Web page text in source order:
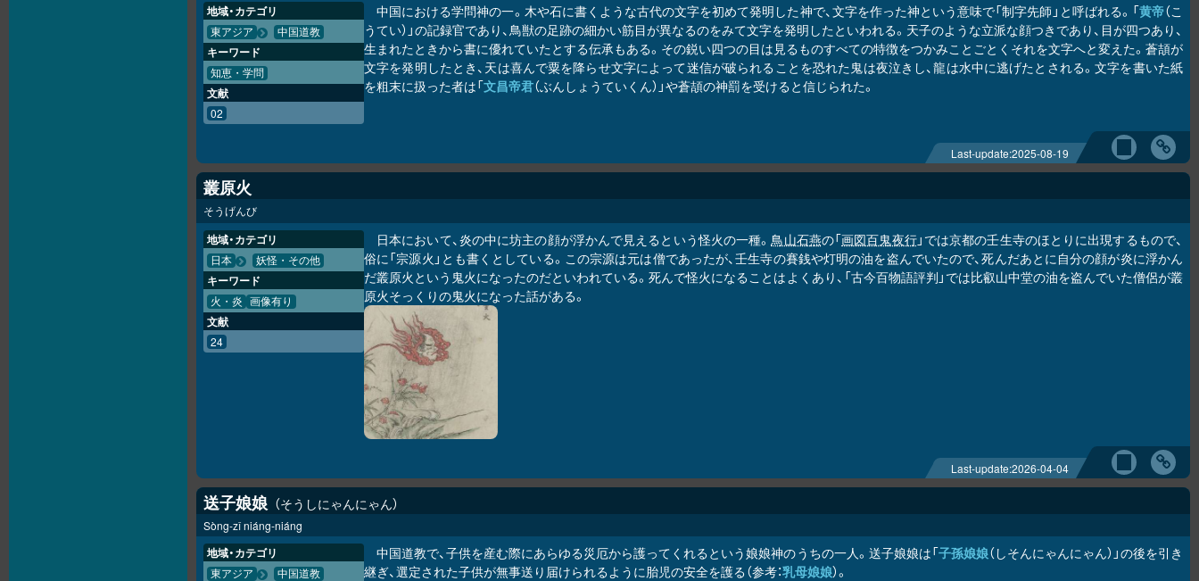
中国における学問神の一。木や石に書くような古代の文字を初めて発明した神で、文字を作った神という意味で「制字先師」と呼ばれる。「黄帝（こ
うてい）」の記録官であり、鳥獣の足跡の細かい筋目が異なるのをみて文字を発明したといわれる。天子のような立派な顔つきであり、目が四つあり、
生まれたときから書に優れていたとする伝承もある。その鋭い四つの目は見るものすべての特徴をつかみことごとくそれを文字へと変えた。蒼頡が
文字を発明したとき、天は喜んで粟を降らせ文字によって迷信が破られることを恐れた鬼は夜泣きし、龍は水中に逃げたとされる。文字を書いた紙
を粗末に扱った者は「文昌帝君（ぶんしょうていくん）」や蒼頡の神罰を受けると信じられた。
地域・カテゴリ
東アジア 中国道教
キーワード
知恵・学問
文献
02
Last-update:2025-08-19
叢原火
そうげんび
日本において、炎の中に坊主の顔が浮かんで見えるという怪火の一種。鳥山石燕の「画図百鬼夜行」では京都の壬生寺のほとりに出現するもので、
俗に「宗源火」とも書くとしている。この宗源は元は僧であったが、壬生寺の賽銭や灯明の油を盗んでいたので、死んだあとに自分の顔が炎に浮かん
だ叢原火という鬼火になったのだといわれている。死んで怪火になることはよくあり、「古今百物語評判」では比叡山中堂の油を盗んでいた僧侶が叢
原火そっくりの鬼火になった話がある。
地域・カテゴリ
日本 妖怪・その他
キーワード
火・炎 画像有り
文献
24
Last-update:2026-04-04
送子娘娘 そうしにゃんにゃん
Sòng-zǐ niáng-niáng
中国道教で、子供を産む際にあらゆる災厄から護ってくれるという娘娘神のうちの一人。送子娘娘は「子孫娘娘（しそんにゃんにゃん）」の後を引き
継ぎ、選定された子供が無事送り届けられるように胎児の安全を護る（参考：乳母娘娘）。
地域・カテゴリ
東アジア 中国道教